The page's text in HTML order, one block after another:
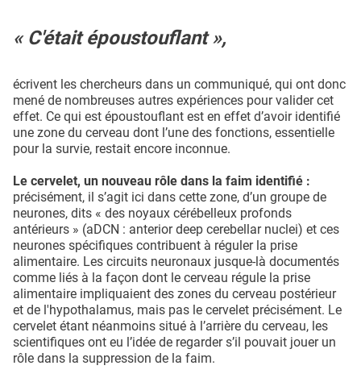
« C'était époustouflant »,
écrivent les chercheurs dans un communiqué, qui ont donc
mené de nombreuses autres expériences pour valider cet
effet. Ce qui est époustouflant est en effet d’avoir identifié
une zone du cerveau dont l’une des fonctions, essentielle
pour la survie, restait encore inconnue.
Le cervelet, un nouveau rôle dans la faim identifié :
précisément, il s’agit ici dans cette zone, d’un groupe de
neurones, dits « des noyaux cérébelleux profonds
antérieurs » (aDCN : anterior deep cerebellar nuclei) et ces
neurones spécifiques contribuent à réguler la prise
alimentaire. Les circuits neuronaux jusque-là documentés
comme liés à la façon dont le cerveau régule la prise
alimentaire impliquaient des zones du cerveau postérieur
et de l'hypothalamus, mais pas le cervelet précisément. Le
cervelet étant néanmoins situé à l’arrière du cerveau, les
scientifiques ont eu l’idée de regarder s’il pouvait jouer un
rôle dans la suppression de la faim.